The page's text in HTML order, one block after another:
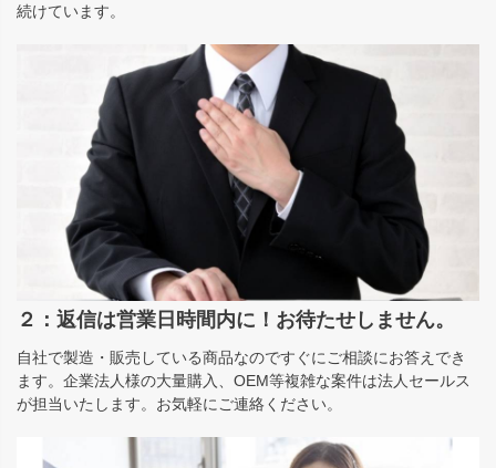
続けています。
２：返信は営業日時間内に！お待たせしません。
自社で製造・販売している商品なのですぐにご相談にお答えでき
ます。企業法人様の大量購入、OEM等複雑な案件は法人セールス
が担当いたします。お気軽にご連絡ください。